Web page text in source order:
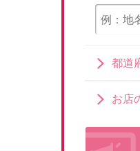
都道
お店